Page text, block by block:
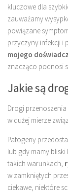
kluczowe dla
zauważamy
powiązane
przyczyny infekcji i
mojego
znacząco podnosi
Jakie są
Drogi
w dużej mierze
Patogeny
lub gdy mamy
takich warunkach,
w zamkniętych
ciekawe, niektóre